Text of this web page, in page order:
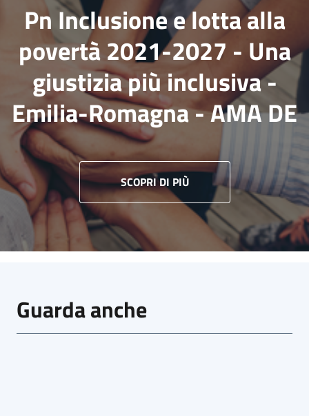
Pn Inclusione e lotta alla
povertà 2021-2027 - Una
giustizia più inclusiva -
Emilia-Romagna - AMA DE
SCOPRI DI PIÙ
Guarda anche